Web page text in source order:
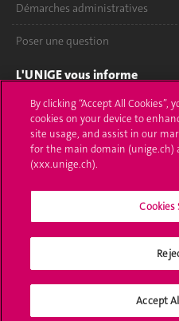
Démarches administratives
Poser une question
L'UNIGE vous informe
UNIGE Mobile
Médias
Offres d'emploi
Calendrier académique
Médias sociaux UNIGE
By clicking “Accept All
cookies on your device to
site usage, and assist in our
for the main domain (unige.ch)
(xxx.unige.ch).
Accept